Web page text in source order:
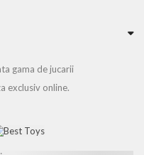
gama de jucarii
exclusiv online.